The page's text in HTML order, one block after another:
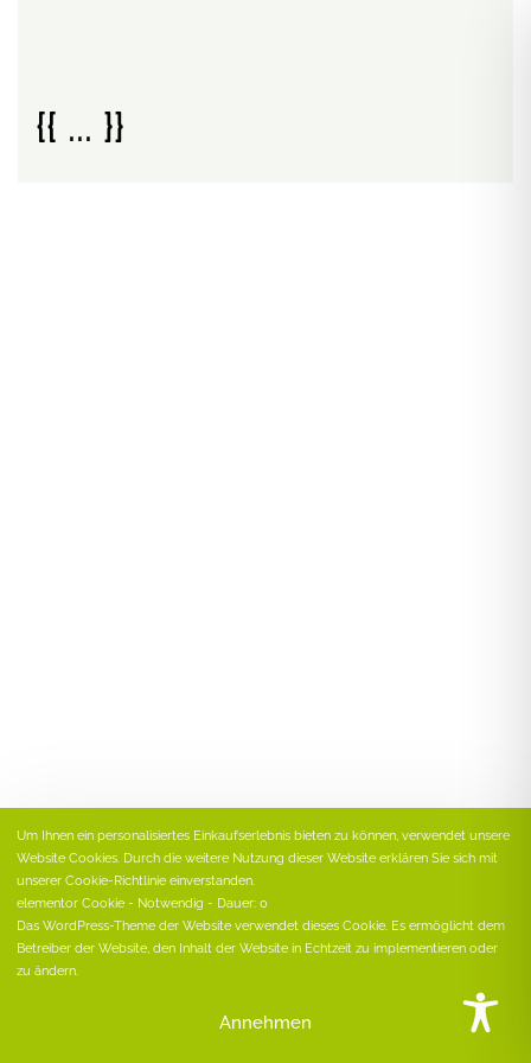
{{ ... }}
Um Ihnen ein personalisiertes Einkaufserlebnis bieten zu können, verwendet unsere
Website Cookies. Durch die weitere Nutzung dieser Website erklären Sie sich mit
unserer Cookie-Richtlinie einverstanden.
elementor Cookie - Notwendig - Dauer: 0
Das WordPress-Theme der Website verwendet dieses Cookie. Es ermöglicht dem
Betreiber der Website, den Inhalt der Website in Echtzeit zu implementieren oder
zu ändern.
Annehmen